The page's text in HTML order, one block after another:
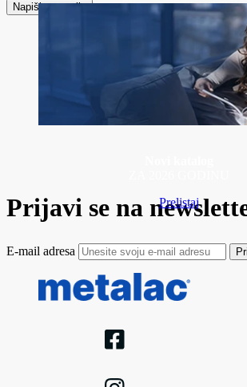
Napiši recenziju
Prelistaj
Prijavi se na
E-mail adresa